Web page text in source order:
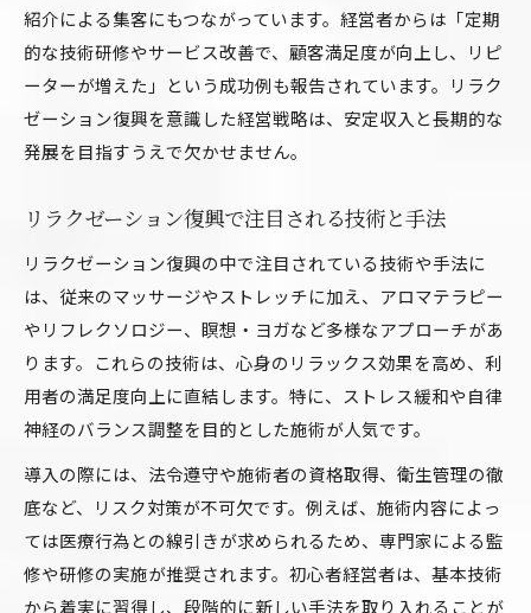
紹介による集客にもつながっています。経営者からは「定期
的な技術研修やサービス改善で、顧客満足度が向上し、リピ
ーターが増えた」という成功例も報告されています。リラク
ゼーション復興を意識した経営戦略は、安定収入と長期的な
発展を目指すうえで欠かせません。
リラクゼーション復興で注目される技術と手法
リラクゼーション復興の中で注目されている技術や手法に
は、従来のマッサージやストレッチに加え、アロマテラピー
やリフレクソロジー、瞑想・ヨガなど多様なアプローチがあ
ります。これらの技術は、心身のリラックス効果を高め、利
用者の満足度向上に直結します。特に、ストレス緩和や自律
神経のバランス調整を目的とした施術が人気です。
導入の際には、法令遵守や施術者の資格取得、衛生管理の徹
底など、リスク対策が不可欠です。例えば、施術内容によっ
ては医療行為との線引きが求められるため、専門家による監
修や研修の実施が推奨されます。初心者経営者は、基本技術
から着実に習得し、段階的に新しい手法を取り入れることが